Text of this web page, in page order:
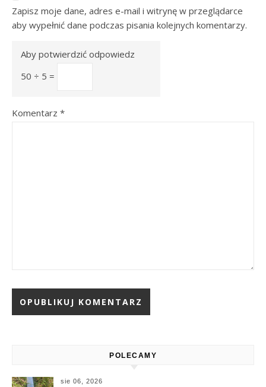
Zapisz moje dane, adres e-mail i witrynę w przeglądarce
aby wypełnić dane podczas pisania kolejnych komentarzy.
Aby potwierdzić odpowiedz
50 ÷ 5 =
Komentarz *
POLECAMY
sie 06, 2026